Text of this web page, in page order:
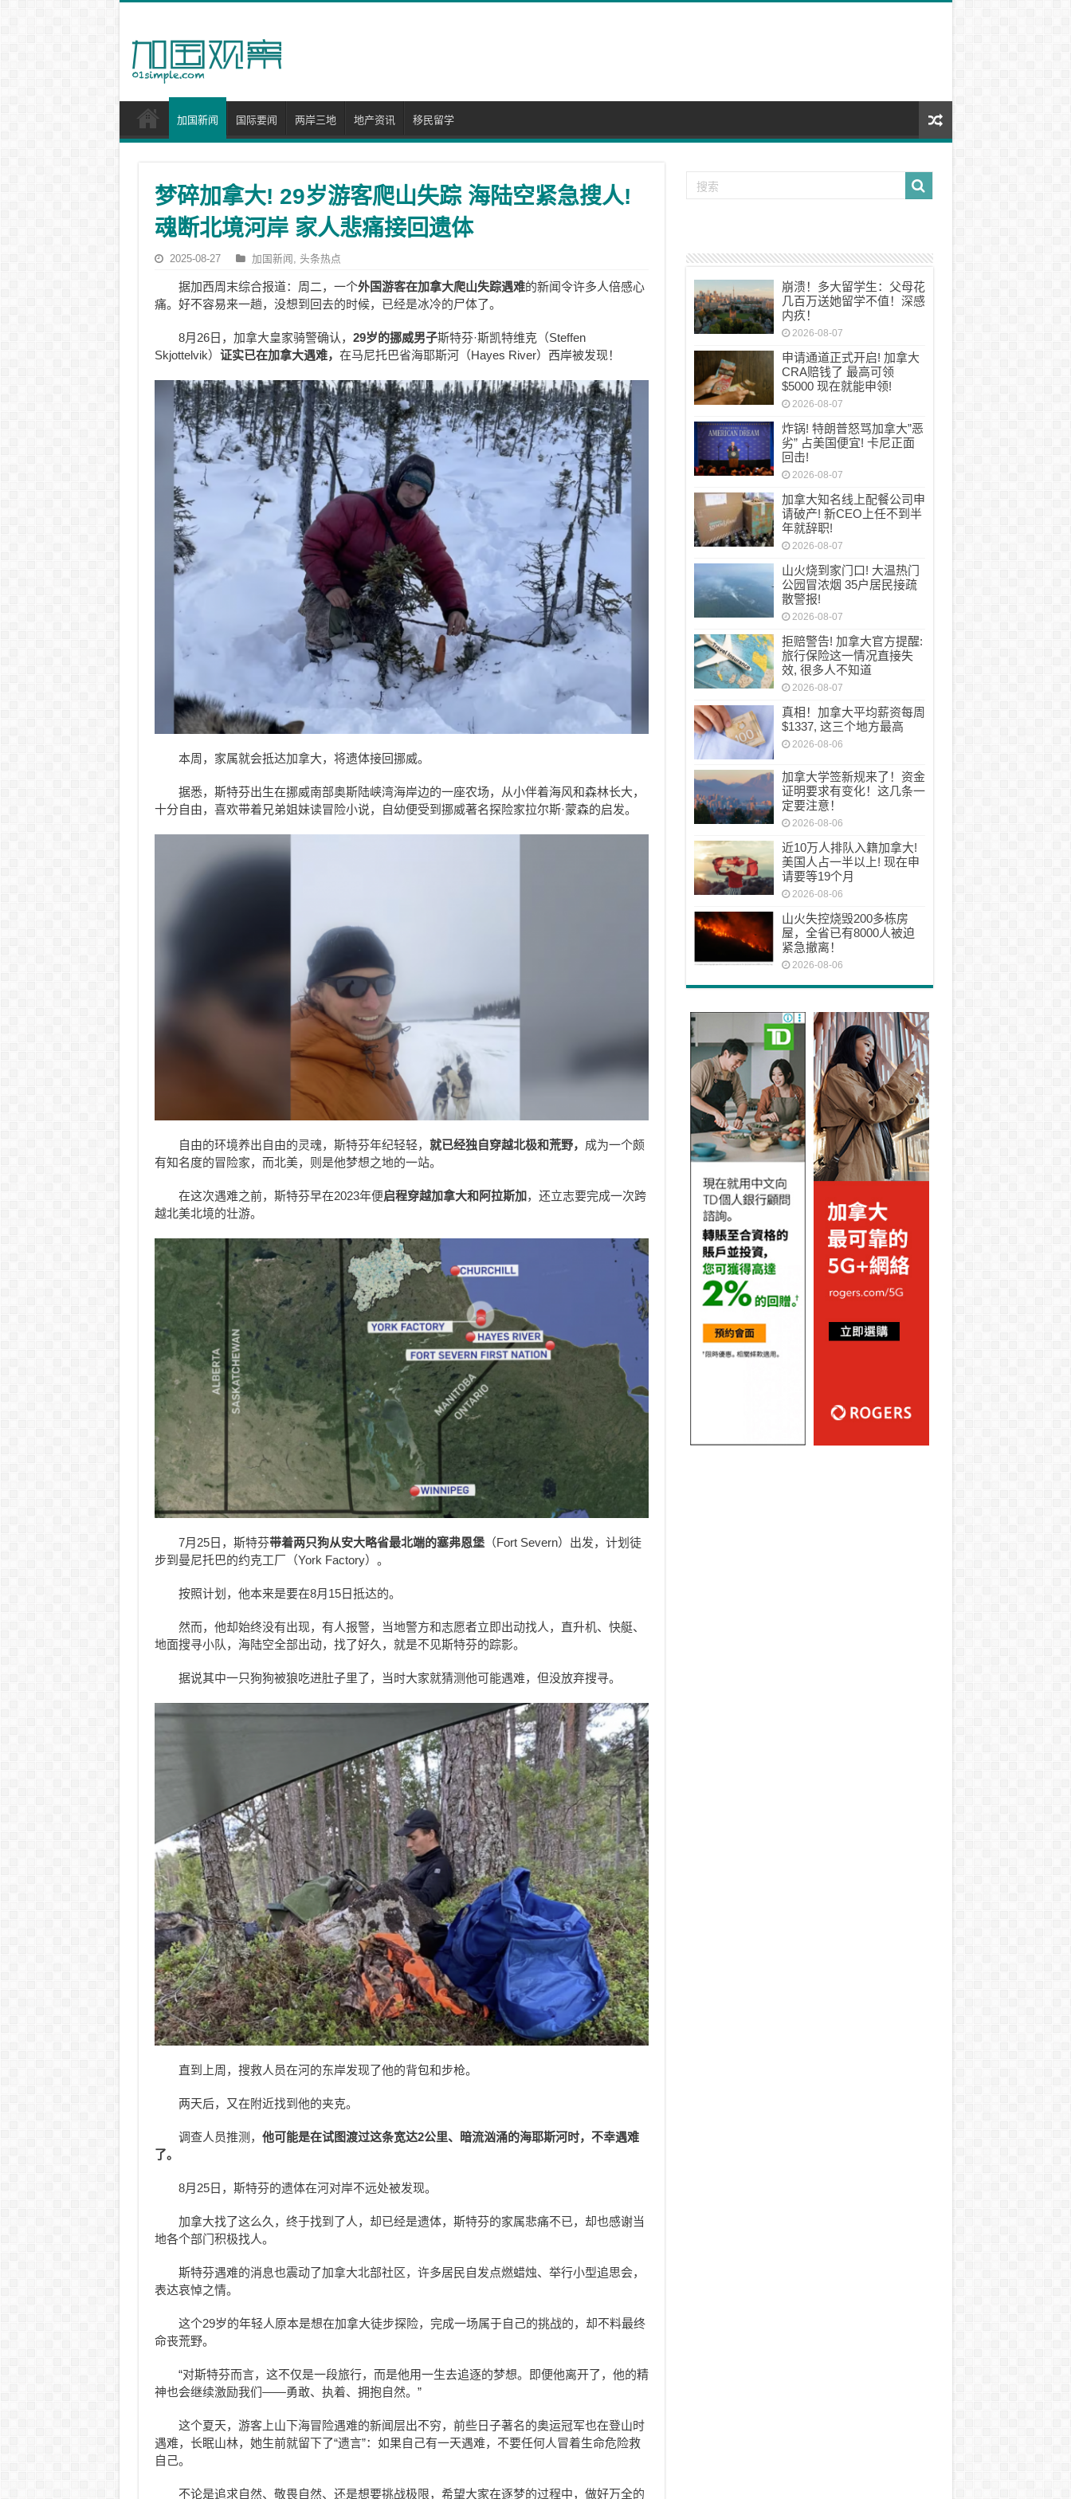
加国新闻 国际要闻 两岸三地 地产资讯 移民留学
梦碎加拿大! 29岁游客爬山失踪 海陆空紧急搜人!
魂断北境河岸 家人悲痛接回遗体
2025-08-27 加国新闻 , 头条热点
据加西周末综合报道：周二，一个外国游客在加拿大爬山失踪遇难的新闻令许多人倍感心
痛。好不容易来一趟，没想到回去的时候，已经是冰冷的尸体了。
8月26日，加拿大皇家骑警确认， 29岁的挪威男子斯特芬·斯凯特维克（Steffen
Skjottelvik） 证实已在加拿大遇难， 在马尼托巴省海耶斯河（Hayes River）西岸被发现！
本周，家属就会抵达加拿大，将遗体接回挪威。
据悉，斯特芬出生在挪威南部奥斯陆峡湾海岸边的一座农场，从小伴着海风和森林长大，
十分自由，喜欢带着兄弟姐妹读冒险小说，自幼便受到挪威著名探险家拉尔斯·蒙森的启发。
自由的环境养出自由的灵魂，斯特芬年纪轻轻， 就已经独自穿越北极和荒野， 成为一个颇
有知名度的冒险家，而北美，则是他梦想之地的一站。
在这次遇难之前，斯特芬早在2023年便启程穿越加拿大和阿拉斯加，还立志要完成一次跨
越北美北境的壮游。
7月25日，斯特芬带着两只狗从安大略省最北端的塞弗恩堡（Fort Severn）出发，计划徒
步到曼尼托巴的约克工厂（York Factory）。
按照计划，他本来是要在8月15日抵达的。
然而，他却始终没有出现，有人报警，当地警方和志愿者立即出动找人，直升机、快艇、
地面搜寻小队，海陆空全部出动，找了好久，就是不见斯特芬的踪影。
据说其中一只狗狗被狼吃进肚子里了，当时大家就猜测他可能遇难，但没放弃搜寻。
直到上周，搜救人员在河的东岸发现了他的背包和步枪。
两天后，又在附近找到他的夹克。
调查人员推测， 他可能是在试图渡过这条宽达2公里、暗流汹涌的海耶斯河时，不幸遇难
了。
8月25日，斯特芬的遗体在河对岸不远处被发现。
加拿大找了这么久，终于找到了人，却已经是遗体，斯特芬的家属悲痛不已，却也感谢当
地各个部门积极找人。
斯特芬遇难的消息也震动了加拿大北部社区，许多居民自发点燃蜡烛、举行小型追思会，
表达哀悼之情。
这个29岁的年轻人原本是想在加拿大徒步探险，完成一场属于自己的挑战的，却不料最终
命丧荒野。
“对斯特芬而言，这不仅是一段旅行，而是他用一生去追逐的梦想。即便他离开了，他的精
神也会继续激励我们——勇敢、执着、拥抱自然。”
这个夏天，游客上山下海冒险遇难的新闻层出不穷，前些日子著名的奥运冠军也在登山时
遇难，长眠山林，她生前就留下了“遗言”：如果自己有一天遇难，不要任何人冒着生命危险救
自己。
不论是追求自然、敬畏自然、还是想要挑战极限，希望大家在逐梦的过程中，做好万全的
崩溃！多大留学生：父母花
几百万送她留学不值！深感
内疚！
2026-08-07
申请通道正式开启! 加拿大
CRA赔钱了 最高可领
$5000 现在就能申领!
2026-08-07
炸锅! 特朗普怒骂加拿大”恶
劣” 占美国便宜! 卡尼正面
回击!
2026-08-07
加拿大知名线上配餐公司申
请破产! 新CEO上任不到半
年就辞职!
2026-08-07
山火烧到家门口! 大温热门
公园冒浓烟 35户居民接疏
散警报!
2026-08-07
拒赔警告! 加拿大官方提醒:
旅行保险这一情况直接失
效, 很多人不知道
2026-08-07
真相！加拿大平均薪资每周
$1337, 这三个地方最高
2026-08-06
加拿大学签新规来了！资金
证明要求有变化！这几条一
定要注意！
2026-08-06
近10万人排队入籍加拿大!
美国人占一半以上! 现在申
请要等19个月
2026-08-06
山火失控烧毁200多栋房
屋，全省已有8000人被迫
紧急撤离！
2026-08-06